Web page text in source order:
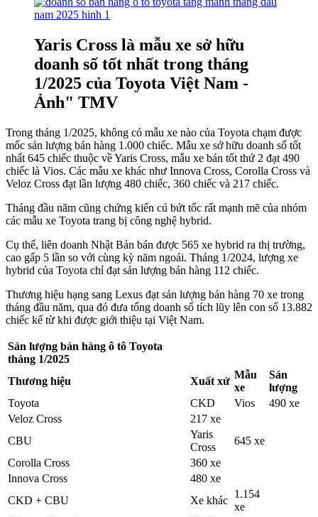
Yaris Cross là mẫu xe sở hữu
doanh số tốt nhất trong tháng
1/2025 của Toyota Việt Nam -
Ảnh" TMV
Trong tháng 1/2025, không có mẫu xe nào của Toyota chạm được
mốc sản lượng bán hàng 1.000 chiếc. Mẫu xe sở hữu doanh số tốt
nhất 645 chiếc thuộc về Yaris Cross, mẫu xe bán tốt thứ 2 đạt 490
chiếc là Vios. Các mẫu xe khác như Innova Cross, Corolla Cross và
Veloz Cross đạt lần lượng 480 chiếc, 360 chiếc và 217 chiếc.
Tháng đầu năm cũng chứng kiến cú bứt tốc rất mạnh mẽ của nhóm
các mẫu xe Toyota trang bị công nghệ hybrid.
Cụ thể, liên doanh Nhật Bản bán được 565 xe hybrid ra thị trường,
cao gấp 5 lần so với cùng kỳ năm ngoái. Tháng 1/2024, lượng xe
hybrid của Toyota chỉ đạt sản lượng bán hàng 112 chiếc.
Thương hiệu hạng sang Lexus đạt sản lượng bán hàng 70 xe trong
tháng đầu năm, qua đó đưa tổng doanh số tích lũy lên con số 13.882
chiếc kể từ khi được giới thiệu tại Việt Nam.
Sản lượng bán hàng ô tô Toyota
tháng 1/2025
Thương hiệu
Xuất xứ
Mẫu
xe
Sản
lượng
Toyota
CKD Vios
490 xe
Veloz Cross
217 xe
CBU
Yaris
Cross
645 xe
Corolla Cross
360 xe
Innova Cross
480 xe
CKD + CBU
Xe khác
1.154
xe